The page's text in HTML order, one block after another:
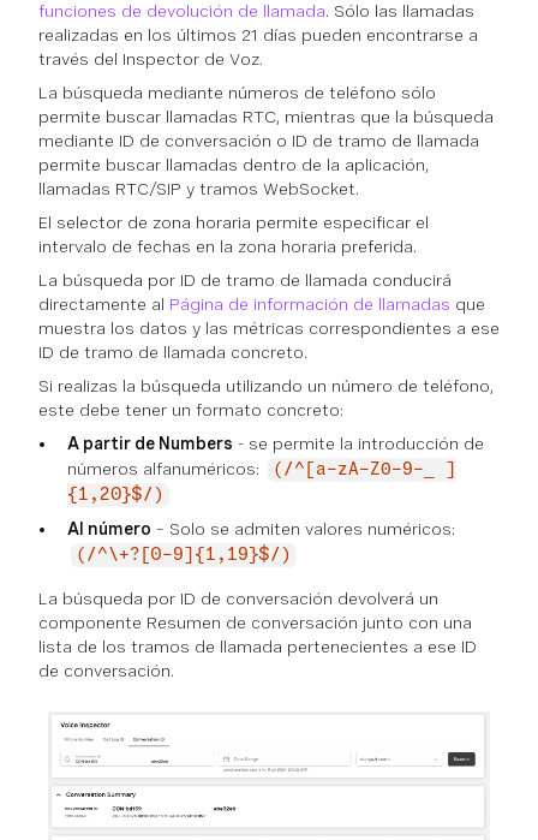
funciones de devolución de llamada. Sólo las llamadas
realizadas en los últimos 21 días pueden encontrarse a
través del Inspector de Voz.
La búsqueda mediante números de teléfono sólo
permite buscar llamadas RTC, mientras que la búsqueda
mediante ID de conversación o ID de tramo de llamada
permite buscar llamadas dentro de la aplicación,
llamadas RTC/SIP y tramos WebSocket.
El selector de zona horaria permite especificar el
intervalo de fechas en la zona horaria preferida.
La búsqueda por ID de tramo de llamada conducirá
directamente al Página de información de llamadas que
muestra los datos y las métricas correspondientes a ese
ID de tramo de llamada concreto.
Si realizas la búsqueda utilizando un número de teléfono,
este debe tener un formato concreto:
A partir de Numbers - se permite la introducción de
números alfanuméricos:
(/^[a-zA-Z0-9-_ ]
{1,20}$/)
Al número – Solo se admiten valores numéricos:
(/^\+?[0-9]{1,19}$/)
La búsqueda por ID de conversación devolverá un
componente Resumen de conversación junto con una
lista de los tramos de llamada pertenecientes a ese ID
de conversación.